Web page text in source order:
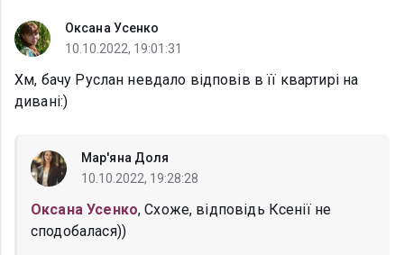
Оксана Усенко
10.10.2022, 19:01:31
Хм, бачу Руслан невдало відповів в її квартирі на
дивані:)
Мар'яна Доля
10.10.2022, 19:28:28
Оксана Усенко, Схоже, відповідь Ксенії не
сподобалася))